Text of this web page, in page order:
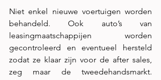
Niet enkel nieuwe voertuigen worden
behandeld. Ook auto’s van
leasingmaatschappijen worden
gecontroleerd en eventueel hersteld
zodat ze klaar zijn voor de after sales,
zeg maar de tweedehandsmarkt.